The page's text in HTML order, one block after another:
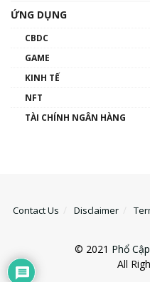
ỨNG DỤNG
CBDC
GAME
KINH TẾ
NFT
TÀI CHÍNH NGÂN HÀNG
Contact Us Disclaimer
© 2021 Phổ
All